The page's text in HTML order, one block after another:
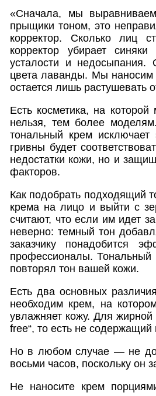
«Сначала, мы
прыщики тоном, это
корректор. Сколько лиц
корректор убирает
усталости и
цвета лаванды. Мы наносим
остается лишь растушевать
Есть косметика, на
нельзя, тем более
тональный крем исключает
гривны будет
недостатки кожи, но и
факторов.
Как подобрать подходящий
крема на лицо и выйти с
считают, что если им идет
неверно: темный тон
заказчику понадобится
профессионалы.
повторял тон вашей кожи.
Есть два основных
необходим крем, на
увлажняет кожу. Для
free“, то есть не
Но в любом случае — не
восьми часов, поскольку он
Не наносите крем